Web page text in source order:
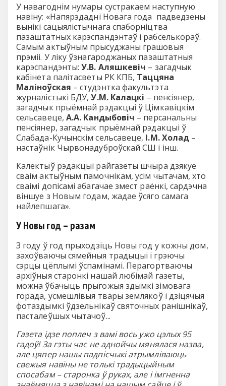
У навагоднім нумары сустракаем наступную
навіну: «Напярэдадні Новага года падведзены
вынікі сацыялістычнага спаборніцтва
пазаштатных карэспандэнтаў і рабселькораў.
Самым актыўным прысуджаны грашовыя
прэміі. У ліку ўзнагароджаных пазаштатныя
карэспандэнты:У.В. Аляшкевіч – загадчык
кабінета палітасветы РК КПБ, Таццяна
Маліноўская – студэнтка факультэта
журналістыкі БДУ,У.М. Калацкі – пенсіянер,
загадчык прыёмнай рэдакцыі ў Цімкавіцкім
сельсавеце, А.А. Кандыбовіч – персанальны
пенсіянер, загадчык прыёмнай рэдакцыі ў
Слабада-Кучынскім сельсавеце, І.М. Холад –
настаўнік Чырвонадуброўскай СШ і інш.
Калектыў рэдакцыі райгазеты шчыра дзякуе
сваім актыўным памочнікам, усім чытачам, хто
сваімі допісамі абагачае змест раёнкі, сардэчна
віншуе з Новым годам, жадае ўсяго самага
найлепшага».
У Новы год – разам
З году ў год прыходзіць Новы год у кожны дом,
захоўваючы сямейныя традыцыі і грэючы
сэрцы цёплымі ўспамінамі. Перагортваючы
архіўныя старонкі нашай любімай газеты,
можна ўбачыць прыгожыя здымкі зімовага
горада, усмешлівыя твары землякоў і дзіцячыя
фотаздымкі ўдзельнікаў святочных ранішнікаў,
пасталеўшых чытачоў...
Газета ідзе поплеч з вамі вось ужо цэлых 95
гадоў! За гэты час не аднойчы мянялася назва,
але цяпер нашы падпісчыкі атрымліваюць
свежыя навіны не толькі традыцыйным
спосабам – старонка ў руках, але і імгненна